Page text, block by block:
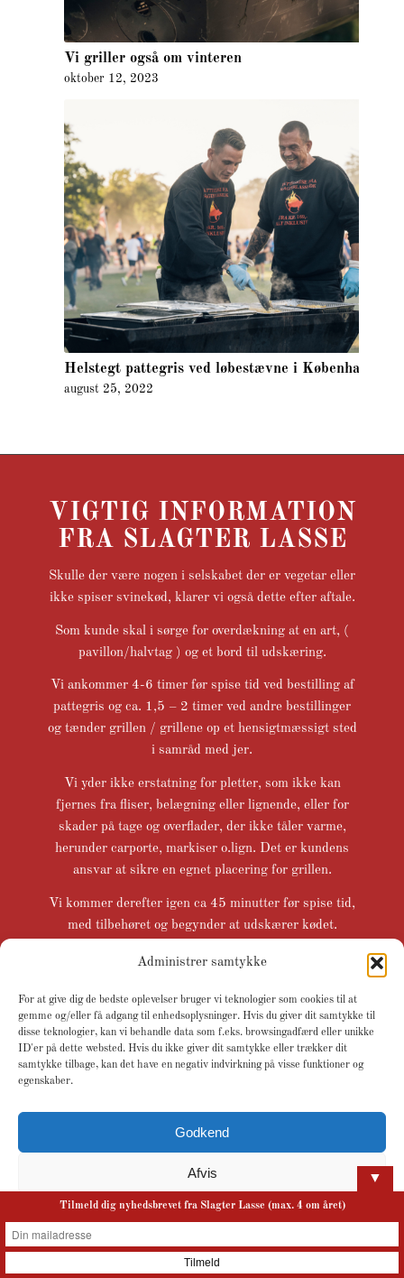
Administrer samtykke
For at give dig de bedste oplevelser bruger vi teknologier som cookies til at
gemme og/eller få adgang til enhedsoplysninger. Hvis du giver dit samtykke til
disse teknologier, kan vi behandle data som f.eks. browsingadfærd eller unikke
ID'er på dette websted. Hvis du ikke giver dit samtykke eller trækker dit
samtykke tilbage, kan det have en negativ indvirkning på visse funktioner og
egenskaber.
Godkend
Afvis
Se præferencer
{title}{title}
Vi griller også om vinteren
oktober 12, 2023
Helstegt pattegris ved løbestævne i København
august 25, 2022
VIGTIG INFORMATION
FRA SLAGTER LASSE
Skulle der være nogen i selskabet der er vegetar eller
ikke spiser svinekød, klarer vi også dette efter aftale.
Som kunde skal i sørge for overdækning at en art, (
pavillon/halvtag ) og et bord til udskæring.
Vi ankommer 4-6 timer før spise tid ved bestilling af
pattegris og ca. 1,5 – 2 timer ved andre bestillinger
og tænder grillen / grillene op et hensigtmæssigt sted
i samråd med jer.
Vi yder ikke erstatning for pletter, som ikke kan
fjernes fra fliser, belægning eller lignende, eller for
skader på tage og overflader, der ikke tåler varme,
herunder carporte, markiser o.lign. Det er kundens
ansvar at sikre en egnet placering for grillen.
Vi kommer derefter igen ca 45 minutter før spise tid,
med tilbehøret og begynder at udskærer kødet.
Tiderne er vejledende, alt afhængigt af
Vi griller KUN produkter der er købt igennem os,
dette er grundet fødevaresikkerheden.
Det vil sige produkter, man som kunde selv har købt
andetsteds, vil ikke blive grillet af vores grilmester.
NB. Husk vi kan skaffe alt inden for kød/pølser og
lignende til grillen.
Fødevarekontrol
▼
Tilmeld dig nyhedsbrevet fra Slagter Lasse (max. 4 om året)